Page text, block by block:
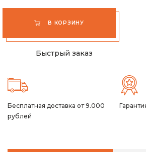
В КОРЗИНУ
Быстрый заказ
Бесплатная доставка от 9.000
рублей